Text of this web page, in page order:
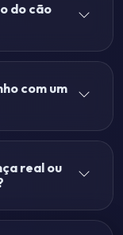
do cão
com um
real ou